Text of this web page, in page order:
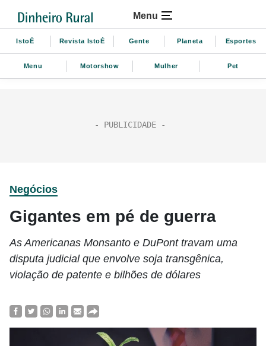
Menu
IstoÉ Revista IstoÉ Gente Planeta Esportes
Menu Motorshow Mulher Pet
Negócios
Gigantes em pé de guerra
As Americanas Monsanto e DuPont travam uma
disputa judicial que envolve soja transgênica,
violação de patente e bilhões de dólares